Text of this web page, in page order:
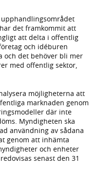
det framkommit att
att delta i offentlig
och idéburen
och det behöver bli mer
med offentlig sektor,
möjligheterna att
marknaden genom
där inte
Myndigheten ska
användning av sådana
genom att inhämta
och enheter
senast den 31